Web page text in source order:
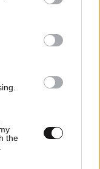
party tags to
in below Google
the